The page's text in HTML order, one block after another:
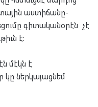
աստիճանը-
գիտականօրէն չէ
է:
մէկն է
կը ներկայացնեմ